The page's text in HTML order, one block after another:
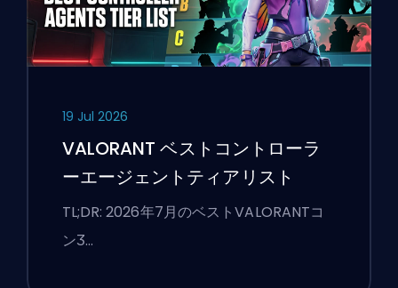
19 Jul 2026
VALORANT ベストコントローラ
ーエージェントティアリスト
TL;DR: 2026年7月のベストVALORANTコ
ンӠ…